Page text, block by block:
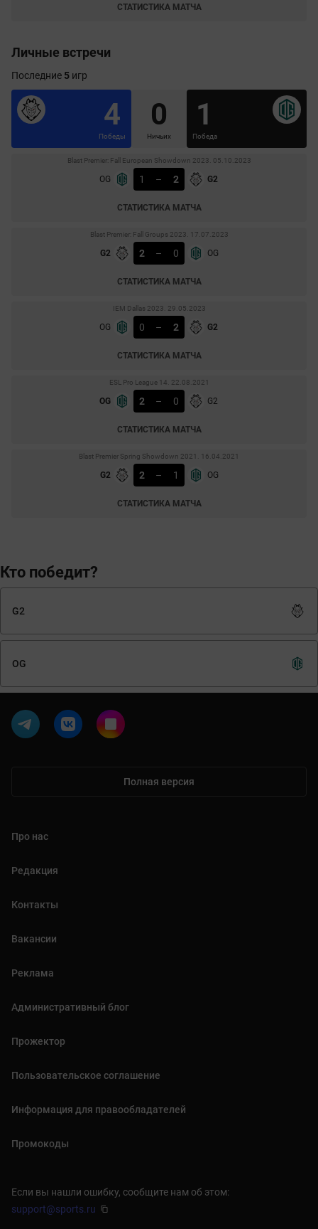
Кто победит?
G2
OG
СТАТИСТИКА МАТЧА
Личные встречи
Последние 5 игр
4
Победы
0
Ничьих
1
Победа
Blast Premier: Fall European Showdown 2023. 05.10.2023
OG 1 – 2 G2
СТАТИСТИКА МАТЧА
Blast Premier: Fall Groups 2023. 17.07.2023
G2 2 – 0 OG
СТАТИСТИКА МАТЧА
IEM Dallas 2023. 29.05.2023
OG 0 – 2 G2
СТАТИСТИКА МАТЧА
ESL Pro League 14. 22.08.2021
OG 2 – 0 G2
СТАТИСТИКА МАТЧА
Blast Premier Spring Showdown 2021. 16.04.2021
G2 2 – 1 OG
СТАТИСТИКА МАТЧА
Полная версия
Про нас
Редакция
Контакты
Вакансии
Реклама
Административный блог
Прожектор
Пользовательское соглашение
Информация для правообладателей
Промокоды
Если вы нашли ошибку, сообщите нам об этом:
support@sports.ru